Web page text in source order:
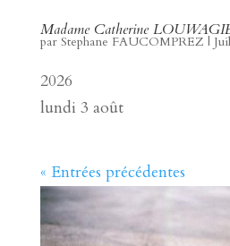
Madame Catherine
par Stephane FAUCOMPREZ |
2026
lundi 3 août
« Entrées précédentes